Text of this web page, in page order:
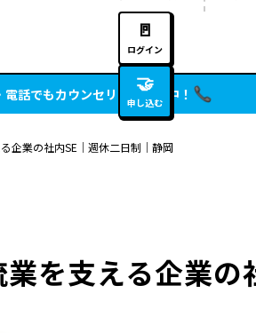
🚪
ログイン
🤝
申し込む
話でもカウンセリング実施中！
企業の社内SE｜週休二日制｜静岡
を支える企業の